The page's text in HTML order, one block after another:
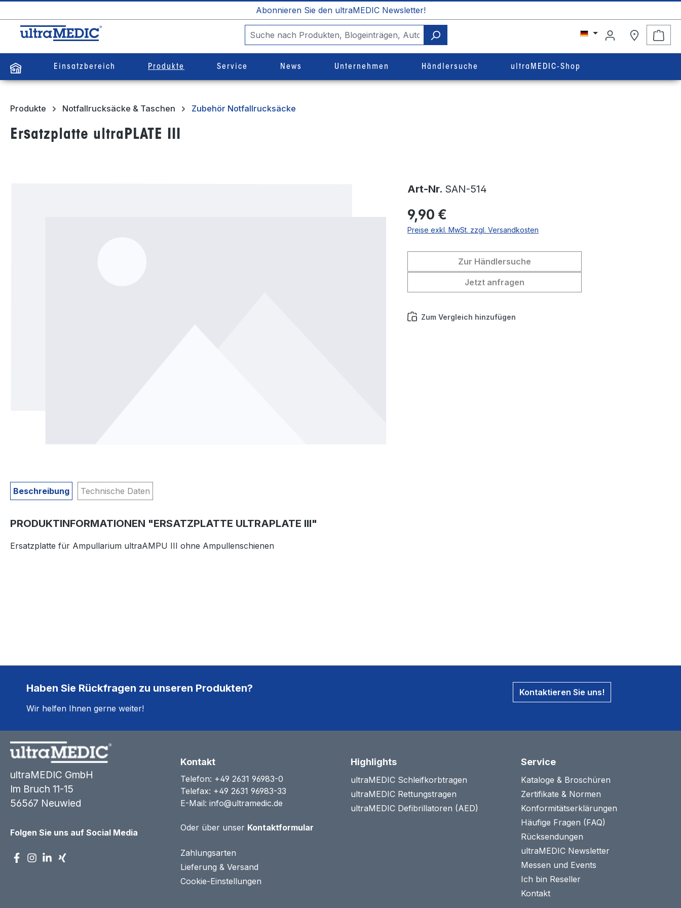
Abonnieren Sie den ultraMEDIC Newsletter!
Einsatzbereich Produkte Service News Unternehmen Händlersuche ultraMEDIC-Shop
Produkte Notfallrucksäcke & Taschen Zubehör Notfallrucksäcke
Ersatzplatte ultraPLATE III
Art-Nr. SAN-514
9,90 €
Preise exkl. MwSt. zzgl. Versandkosten
Zur Händlersuche
Jetzt anfragen
Zum Vergleich hinzufügen
Beschreibung Technische Daten
PRODUKTINFORMATIONEN "ERSATZPLATTE ULTRAPLATE III"
Ersatzplatte für Ampullarium ultraAMPU III ohne Ampullenschienen
Haben Sie Rückfragen zu unseren Produkten?
Wir helfen Ihnen gerne weiter!
Kontaktieren Sie uns!
ultraMEDIC GmbH
Im Bruch 11-15
56567 Neuwied
Folgen Sie uns auf Social Media
Kontakt
Telefon: +49 2631 96983-0
Telefax: +49 2631 96983-33
E-Mail: info@ultramedic.de
Oder über unser Kontaktformular
Zahlungsarten
Lieferung & Versand
Cookie-Einstellungen
Highlights
ultraMEDIC Schleifkorbtragen
ultraMEDIC Rettungstragen
ultraMEDIC Defibrillatoren (AED)
Service
Kataloge & Broschüren
Zertifikate & Normen
Konformitätserklärungen
Häufige Fragen (FAQ)
Rücksendungen
ultraMEDIC Newsletter
Messen und Events
Ich bin Reseller
Kontakt